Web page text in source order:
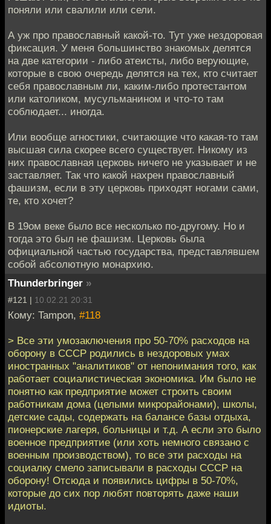
поняли или свалили или сели.
А уж про православный какой-то. Тут уже нездоровая
фиксация. У меня большинство знакомых делятся
на две категории - либо атеисты, либо верующие,
которые в свою очередь делятся на тех, кто считает
себя православным ли, каким-либо протестантом
или католиком, мусульманином и что-то там
соблюдает... иногда.
Или вообще агностики, считающие что какая-то там
высшая сила скорее всего существует. Никому из
них православная церковь ничего не указывает и не
заставляет. Так что какой нахрен православный
фашизм, если в эту церковь приходят ногами сами,
те, кто хочет?
В 19ом веке было все несколько по-другому. Но и
тогда это был не фашизм. Церковь была
официальной частью государства, представлявшем
собой абсолютную монархию.
Thunderbringer »
#121 | 10.02.21 20:31
Кому: Tampon, #118
> Все эти умозаключения про 50-70% расходов на
оборону в СССР родились в нездоровых умах
иностранных "аналитиков" от непонимания того, как
работает социалистическая экономика. Им было не
понятно как предприятие может строить своим
работникам дома (целыми микрорайонами), школы,
детские сады, содержать на балансе базы отдыха,
пионерские лагеря, больницы и т.д. А если это было
военное предприятие (или хоть немного связано с
военным производством), то все эти расходы на
социалку смело записывали в расходы СССР на
оборону! Отсюда и появились цифры в 50-70%,
которые до сих пор любят повторять даже наши
идиоты.